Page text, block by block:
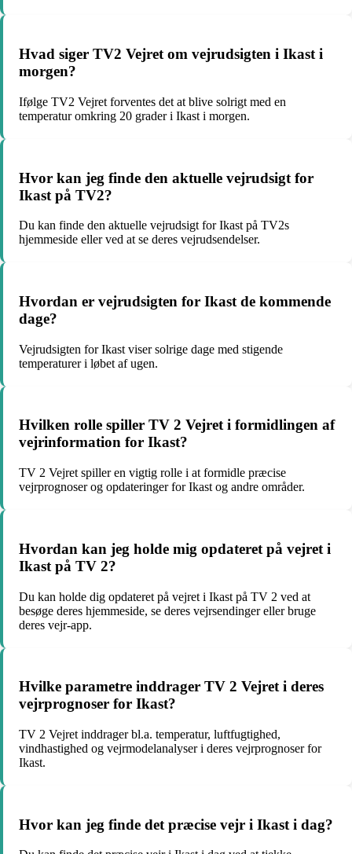
Hvad siger TV2 Vejret om vejrudsigten i Ikast i
morgen?
Ifølge TV2 Vejret forventes det at blive solrigt med en
temperatur omkring 20 grader i Ikast i morgen.
Hvor kan jeg finde den aktuelle vejrudsigt for
Ikast på TV2?
Du kan finde den aktuelle vejrudsigt for Ikast på TV2s
hjemmeside eller ved at se deres vejrudsendelser.
Hvordan er vejrudsigten for Ikast de kommende
dage?
Vejrudsigten for Ikast viser solrige dage med stigende
temperaturer i løbet af ugen.
Hvilken rolle spiller TV 2 Vejret i formidlingen af
vejrinformation for Ikast?
TV 2 Vejret spiller en vigtig rolle i at formidle præcise
vejrprognoser og opdateringer for Ikast og andre områder.
Hvordan kan jeg holde mig opdateret på vejret i
Ikast på TV 2?
Du kan holde dig opdateret på vejret i Ikast på TV 2 ved at
besøge deres hjemmeside, se deres vejrsendinger eller bruge
deres vejr-app.
Hvilke parametre inddrager TV 2 Vejret i deres
vejrprognoser for Ikast?
TV 2 Vejret inddrager bl.a. temperatur, luftfugtighed,
vindhastighed og vejrmodelanalyser i deres vejrprognoser for
Ikast.
Hvor kan jeg finde det præcise vejr i Ikast i dag?